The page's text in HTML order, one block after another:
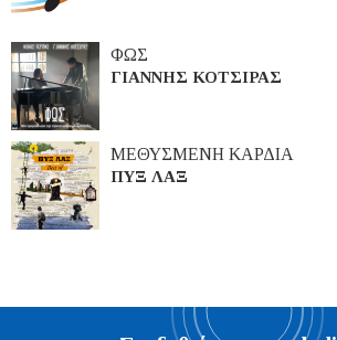
ΦΩΣ
ΓΙΑΝΝΗΣ ΚΟΤΣΙΡΑΣ
ΜΕΘΥΣΜΕΝΗ ΚΑΡΔΙΑ
ΠΥΞ ΛΑΞ